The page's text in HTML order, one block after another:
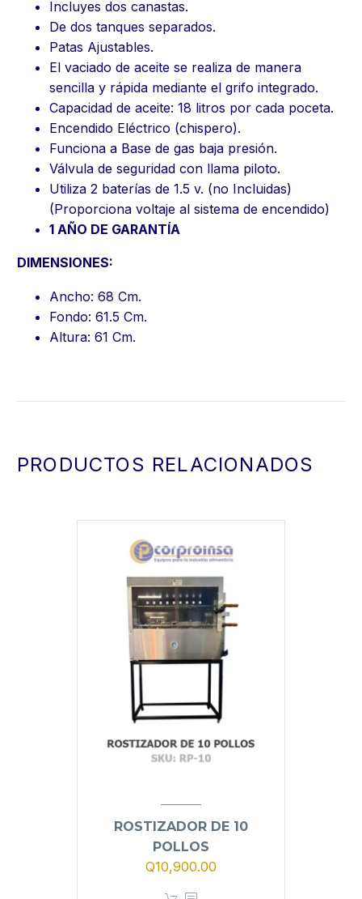
Incluyes dos canastas.
De dos tanques separados.
Patas Ajustables.
El vaciado de aceite se realiza de manera
sencilla y rápida mediante el grifo integrado.
Capacidad de aceite: 18 litros por cada poceta.
Encendido Eléctrico (chispero).
Funciona a Base de gas baja presión.
Válvula de seguridad con llama piloto.
Utiliza 2 baterías de 1.5 v. (no Incluidas)
(Proporciona voltaje al sistema de encendido)
1 AÑO DE GARANTÍA
DIMENSIONES:
Ancho: 68 Cm.
Fondo: 61.5 Cm.
Altura: 61 Cm.
PRODUCTOS RELACIONADOS
ROSTIZADOR DE 10
POLLOS
Q10,900.00